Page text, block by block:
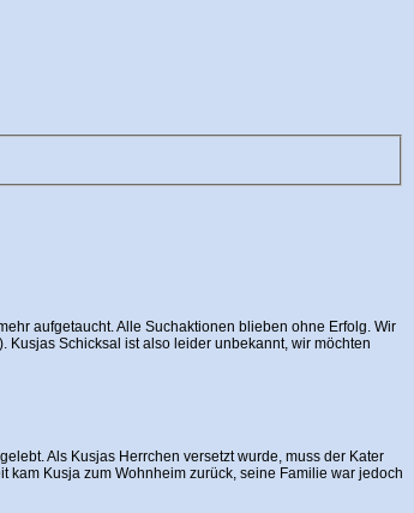
aufgetaucht. Alle Suchaktionen blieben ohne Erfolg. Wir
Kusjas Schicksal ist also leider unbekannt, wir möchten
Als Kusjas Herrchen versetzt wurde, muss der Kater
kam Kusja zum Wohnheim zurück, seine Familie war jedoch